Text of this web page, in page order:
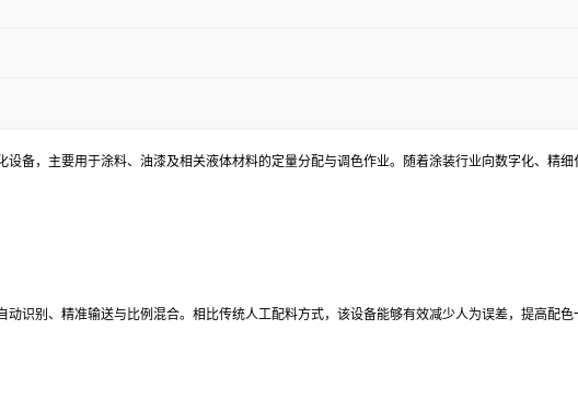
备，主要用于涂料、油漆及相关液体材料的定量分配与调色作业。随着涂装行业向数字化、精
识别、精准输送与比例混合。相比传统人工配料方式，该设备能够有效减少人为误差，提高配色